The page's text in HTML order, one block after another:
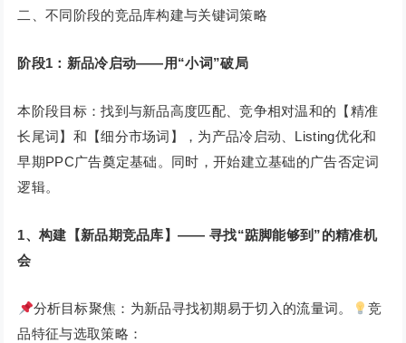
二、不同阶段的竞品库构建与关键词策略
阶段1：新品冷启动——用“小词”破局
本阶段目标：找到与新品高度匹配、竞争相对温和的【精准
长尾词】和【细分市场词】，为产品冷启动、Listing优化和
早期PPC广告奠定基础。同时，开始建立基础的广告否定词
逻辑。
1、构建【新品期竞品库】—— 寻找“踮脚能够到”的精准机
会
分析目标聚焦：为新品寻找初期易于切入的流量词。
竞
品特征与选取策略：